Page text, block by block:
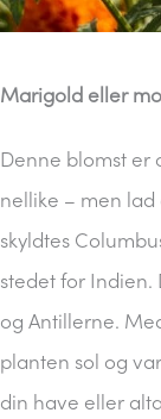
Marigold eller
Denne blomst er
nellike – men
skyldtes
stedet for
og Antillerne.
planten sol og
din have eller